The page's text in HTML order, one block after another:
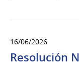
16/06/2026
Resolución